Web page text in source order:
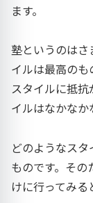
ます。
塾というのはさ
イルは最高の
スタイルに抵
イルはなかなか
どのようなス
ものです。そ
けに行ってみる